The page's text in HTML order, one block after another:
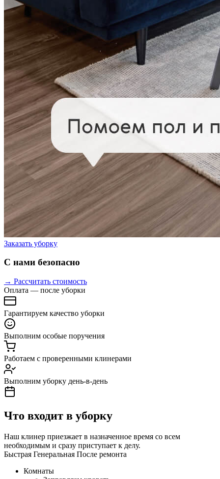
Заказать уборку
С нами безопасно
→ Рассчитать стоимость
Оплата — после уборки
Гарантируем качество уборки
Выполним особые поручения
Работаем с проверенными клинерами
Выполним уборку день-в-день
Что входит в уборку
Наш клинер приезжает в назначенное время со всем
необходимым и сразу приступает к делу.
Быстрая Генеральная После ремонта
Комнаты